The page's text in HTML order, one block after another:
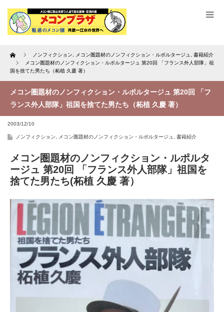
Home ノンフィクション メコン圏題材のノンフィクション・ルポルタージュ
書籍紹介
メコン圏題材のノンフィクション・ルポルタージュ 第20回 「フランス外人部隊」祖
国を捨てた男たち（柘植 久慶 著）
メコン圏題材のノンフィクション・ルポルタージュ 第20回 「フ
ランス外人部隊」祖国を捨てた男たち（柘植 久慶 著）
2003/12/10
ノンフィクション メコン圏題材のノンフィクション・ルポルタージュ 書籍紹介
メコン圏題材のノンフィクション・ルポルタ
ージュ 第20回 「フランス外人部隊」祖国を
捨てた男たち(柘植 久慶 著）